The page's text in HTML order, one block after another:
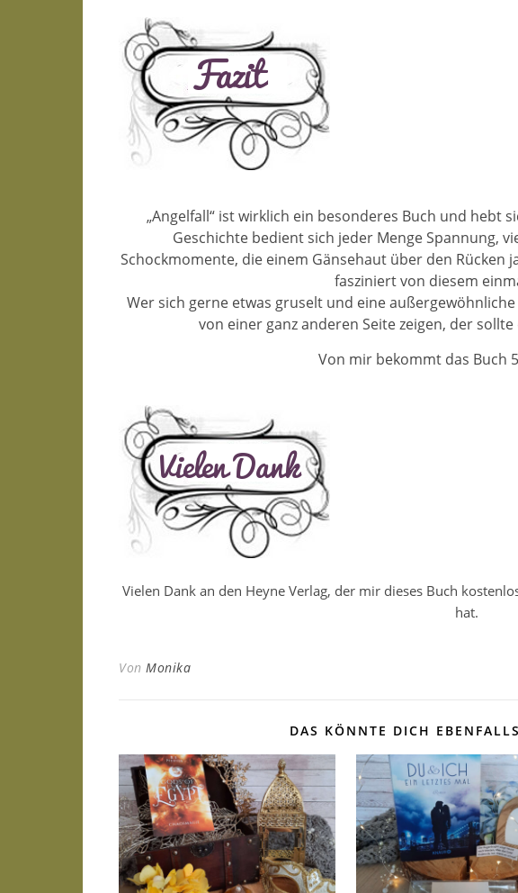
„Angelfall“ ist wirklich ein besonderes Buch und hebt
Geschichte bedient sich jeder Menge Spannung,
Schockmomente, die einem Gänsehaut über den Rücken
fasziniert von diesem
Wer sich gerne etwas gruselt und eine
von einer ganz anderen Seite zeigen, der
Von mir bekommt das Buch
Vielen Dank an den Heyne Verlag, der mir dieses Buch
hat.
Von Monika
DAS KÖNNTE DICH